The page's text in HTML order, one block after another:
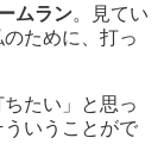
ムラン。見てい
ために、打っ
たい」と思っ
いうことがで